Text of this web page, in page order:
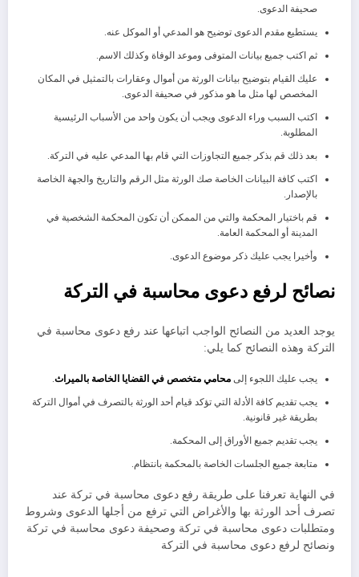
صحيفة الدعوى.
يستطيع مقدم الدعوى توضيح هو المدعي أو الموكل عنه.
ثم اكتب جميع بيانات المتوفى وموعد الوفاة وكذلك الاسم.
عليك القيام بتوضيح بيانات الورثة من أموال وعقارات بالتمثيل في المكان
المخصص لها مثل ما هو مذكور في صحيفة الدعوى.
اكتب السبب وراء الدعوى ويجب أن يكون واحد من الأسباب الرئيسية
المطلوبة.
بعد ذلك قم بذكر جميع التجاوزات التي قام بها المدعي عليه في التركة.
اكتب كافة البيانات الخاصة صك الورثة مثل الرقم والتاريخ والجهة الخاصة
بالإصدار.
قم باختيار المحكمة والتي من الممكن أن تكون المحكمة الشخصية في
المدينة أو المحكمة العامة.
وأخيرا يجب عليك ذكر موضوع الدعوى.
نصائح لرفع دعوى محاسبة في التركة
يوجد العديد من النصائح الواجب اتباعها عند رفع دعوى محاسبة في
التركة وهذه النصائح كما يلي:
يجب عليك اللجوء إلى محامي متخصص في القضايا الخاصة بالميراث.
يجب تقديم كافة الأدلة التي تؤكد قيام أحد الورثة بالتصرف في أموال التركة
بطريقة غير قانونية.
يجب تقديم جميع الأوراق إلى المحكمة.
متابعة جميع الجلسات الخاصة بالمحكمة بانتظام.
في النهاية تعرفنا على طريقة رفع دعوى محاسبة في تركة عند
تصرف أحد الورثة بها والأغراض التي ترفع من أجلها الدعوى وشروط
ومتطلبات دعوى محاسبة في تركة وصحيفة دعوى محاسبة في تركة
ونصائح لرفع دعوى محاسبة في التركة